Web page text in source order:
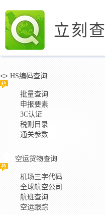
立刻查
<> HS编码查询
批量查询
申报要素
3C认证
税则目录
通关参数
空运货物查询
机场三字代码
全球航空公司
航班查询
空运跟踪